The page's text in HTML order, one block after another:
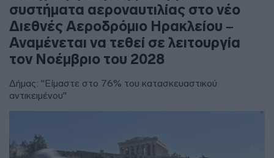
συστήματα αεροναυτιλίας στο νέο
Διεθνές Αεροδρόμιο Ηρακλείου –
Αναμένεται να τεθεί σε λειτουργία
τον Νοέμβριο του 2028
Δήμας: "Είμαστε στο 76% του κατασκευαστικού
αντικειμένου"